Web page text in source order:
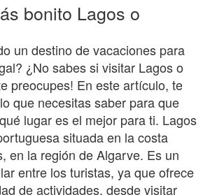
bonito Lagos o
un destino de vacaciones para
¿No sabes si visitar Lagos o
preocupes! En este artículo, te
que necesitas saber para que
lugar es el mejor para ti. Lagos
situada en la costa
en la región de Algarve. Es un
entre los turistas, ya que ofrece
de actividades, desde visitar